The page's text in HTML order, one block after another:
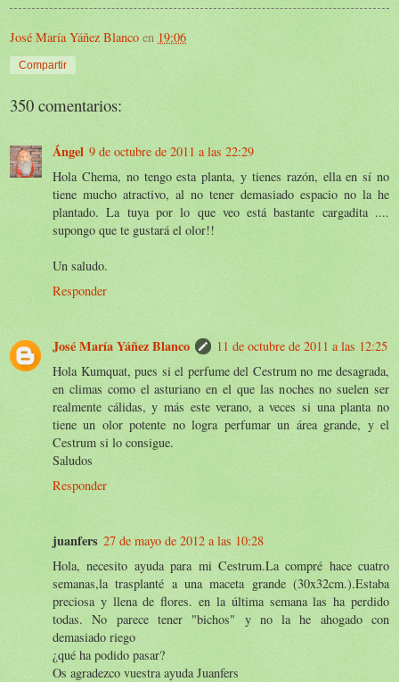
José María Yáñez Blanco en 19:06
Compartir
350 comentarios:
Ángel 9 de octubre de 2011 a las 22:29
Hola Chema, no tengo esta planta, y tienes razón, ella en sí no
tiene mucho atractivo, al no tener demasiado espacio no la he
plantado. La tuya por lo que veo está bastante cargadita ....
supongo que te gustará el olor!!
Un saludo.
Responder
José María Yáñez Blanco
11 de octubre de 2011 a las 12:25
Hola Kumquat, pues si el perfume del Cestrum no me desagrada,
en climas como el asturiano en el que las noches no suelen ser
realmente cálidas, y más este verano, a veces si una planta no
tiene un olor potente no logra perfumar un área grande, y el
Cestrum si lo consigue.
Saludos
Responder
juanfers 27 de mayo de 2012 a las 10:28
Hola, necesito ayuda para mi Cestrum.La compré hace cuatro
semanas,la trasplanté a una maceta grande (30x32cm.).Estaba
preciosa y llena de flores. en la última semana las ha perdido
todas. No parece tener "bichos" y no la he ahogado con
demasiado riego
¿qué ha podido pasar?
Os agradezco vuestra ayuda Juanfers